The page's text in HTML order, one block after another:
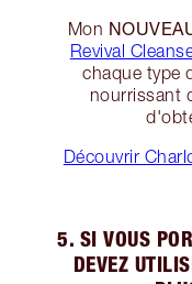
Mon
Revival
chaque type
nourrissant
Découvrir
5. SI VOUS
DEVEZ